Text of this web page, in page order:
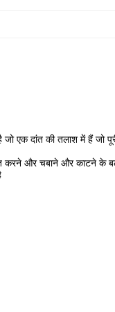
एक दांत की तलाश में हैं जो
करने और चबाने और काटने के